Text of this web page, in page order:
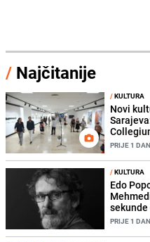
/ Najčitanije
/KULTURA
Novi
PRIJE 1 DAN
/KULTURA
Edo
PRIJE 1 DAN